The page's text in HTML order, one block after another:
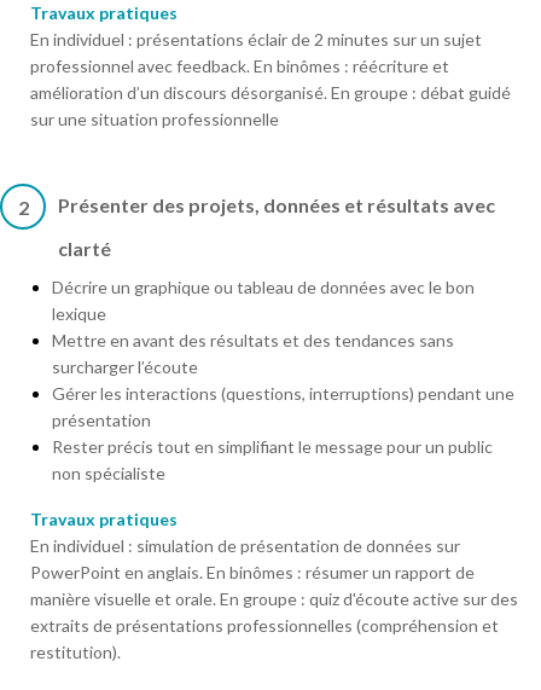
Travaux pratiques
En individuel : présentations éclair de 2 minutes sur un sujet
professionnel avec feedback. En binômes : réécriture et
amélioration d’un discours désorganisé. En groupe : débat guidé
sur une situation professionnelle
2
Présenter des projets, données et résultats avec
clarté
Décrire un graphique ou tableau de données avec le bon
lexique
Mettre en avant des résultats et des tendances sans
surcharger l’écoute
Gérer les interactions (questions, interruptions) pendant une
présentation
Rester précis tout en simplifiant le message pour un public
non spécialiste
Travaux pratiques
En individuel : simulation de présentation de données sur
PowerPoint en anglais. En binômes : résumer un rapport de
manière visuelle et orale. En groupe : quiz d'écoute active sur des
extraits de présentations professionnelles (compréhension et
restitution).